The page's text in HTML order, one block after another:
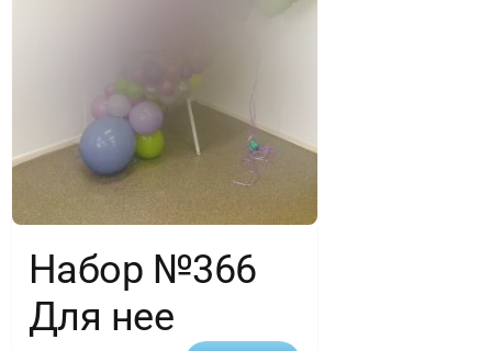
Набор №366
Для нее